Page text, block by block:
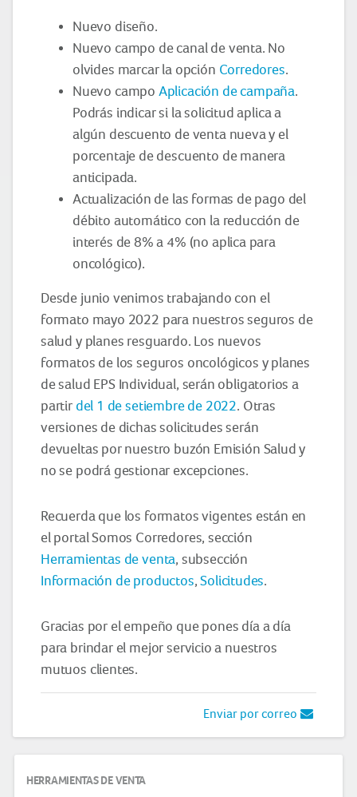
Nuevo diseño.
Nuevo campo de canal de venta. No
olvides marcar la opción Corredores.
Nuevo campo Aplicación de campaña.
Podrás indicar si la solicitud aplica a
algún descuento de venta nueva y el
porcentaje de descuento de manera
anticipada.
Actualización de las formas de pago del
débito automático con la reducción de
interés de 8% a 4% (no aplica para
oncológico).
Desde junio venimos trabajando con el
formato mayo 2022 para nuestros seguros de
salud y planes resguardo. Los nuevos
formatos de los seguros oncológicos y planes
de salud EPS Individual, serán obligatorios a
partir del 1 de setiembre de 2022. Otras
versiones de dichas solicitudes serán
devueltas por nuestro buzón Emisión Salud y
no se podrá gestionar excepciones.
Recuerda que los formatos vigentes están en
el portal Somos Corredores, sección
Herramientas de venta, subsección
Información de productos,Solicitudes.
Gracias por el empeño que pones día a día
para brindar el mejor servicio a nuestros
mutuos clientes.
Enviar por correo
HERRAMIENTAS DE VENTA